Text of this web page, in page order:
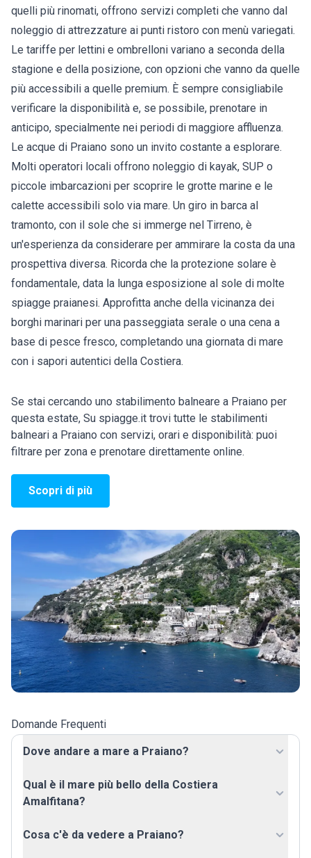
quelli più rinomati, offrono servizi completi che vanno dal
noleggio di attrezzature ai punti ristoro con menù variegati.
Le tariffe per lettini e ombrelloni variano a seconda della
stagione e della posizione, con opzioni che vanno da quelle
più accessibili a quelle premium. È sempre consigliabile
verificare la disponibilità e, se possibile, prenotare in
anticipo, specialmente nei periodi di maggiore affluenza.
Le acque di Praiano sono un invito costante a esplorare.
Molti operatori locali offrono noleggio di kayak, SUP o
piccole imbarcazioni per scoprire le grotte marine e le
calette accessibili solo via mare. Un giro in barca al
tramonto, con il sole che si immerge nel Tirreno, è
un'esperienza da considerare per ammirare la costa da una
prospettiva diversa. Ricorda che la protezione solare è
fondamentale, data la lunga esposizione al sole di molte
spiagge praianesi. Approfitta anche della vicinanza dei
borghi marinari per una passeggiata serale o una cena a
base di pesce fresco, completando una giornata di mare
con i sapori autentici della Costiera.
Se stai cercando uno stabilimento balneare a Praiano per
questa estate, Su spiagge.it trovi tutte le stabilimenti
balneari a Praiano con servizi, orari e disponibilità: puoi
filtrare per zona e prenotare direttamente online.
Scopri di più
Domande Frequenti
Dove andare a mare a Praiano?
Qual è il mare più bello della Costiera
Amalfitana?
Cosa c'è da vedere a Praiano?